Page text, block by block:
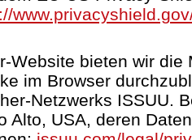
Website bieten wir die
im Browser
Netzwerks ISSUU.
Alto, USA, deren